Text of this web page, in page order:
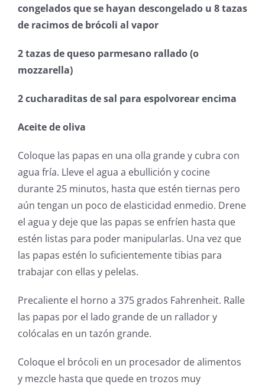
congelados que se hayan descongelado u 8 tazas
de racimos de brócoli al vapor
2 tazas de queso parmesano rallado (o
mozzarella)
2 cucharaditas de sal para espolvorear encima
Aceite de oliva
Coloque las papas en una olla grande y cubra con
agua fría. Lleve el agua a ebullición y cocine
durante 25 minutos, hasta que estén tiernas pero
aún tengan un poco de elasticidad enmedio. Drene
el agua y deje que las papas se enfríen hasta que
estén listas para poder manipularlas. Una vez que
las papas estén lo suficientemente tibias para
trabajar con ellas y pelelas.
Precaliente el horno a 375 grados Fahrenheit. Ralle
las papas por el lado grande de un rallador y
colócalas en un tazón grande.
Coloque el brócoli en un procesador de alimentos
y mezcle hasta que quede en trozos muy